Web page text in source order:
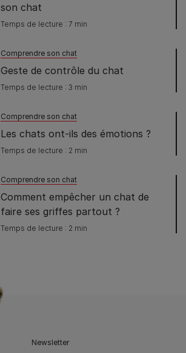
son chat
Temps de lecture : 7 min
Comprendre son chat
Geste de contrôle du chat
Temps de lecture : 3 min
Comprendre son chat
Les chats ont-ils des émotions ?
Temps de lecture : 2 min
Comprendre son chat
Comment empêcher un chat de
faire ses griffes partout ?
Temps de lecture : 2 min
Newsletter